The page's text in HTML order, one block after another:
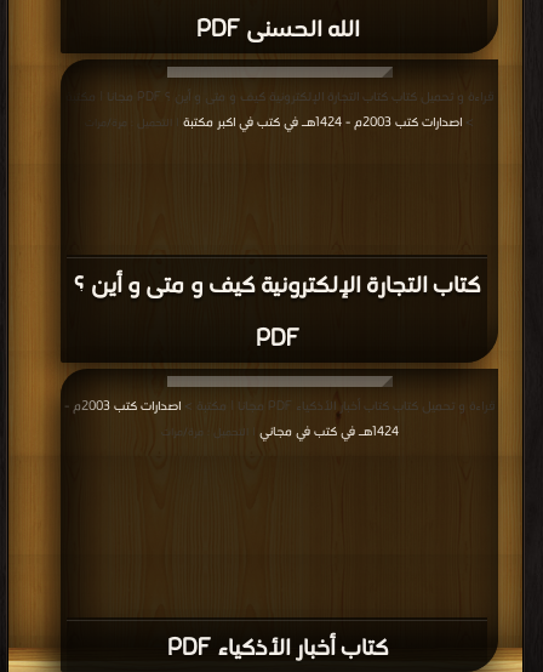
الله الحسنى PDF
كتاب التجارة الإلكترونية كيف و متى و أين ؟
PDF
قراءة و تحميل كتاب كتاب التجارة الإلكترونية كيف و متى و أين ؟ PDF مجانا | مكتبة
> اصدارات كتب 2003م - 1424هـ في كتب في اكبر مكتبة | التحميل : مرة/مرات
كتاب أخبار الأذكياء PDF
قراءة و تحميل كتاب كتاب أخبار الأذكياء PDF مجانا | مكتبة >
اصدارات كتب 2003م -
1424هـ في كتب في مجاني
| التحميل : مرة/مرات